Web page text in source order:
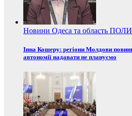
Новини Одеса та область
Інна Кошеру: регіони Молдови
автономії надавати не плануємо